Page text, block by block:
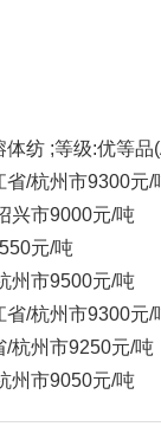
纺 ;等级:优等品
省/杭州市9300元/
兴市9000元/吨
元/吨
州市9500元/吨
省/杭州市9300元/
/杭州市9250元/吨
州市9050元/吨